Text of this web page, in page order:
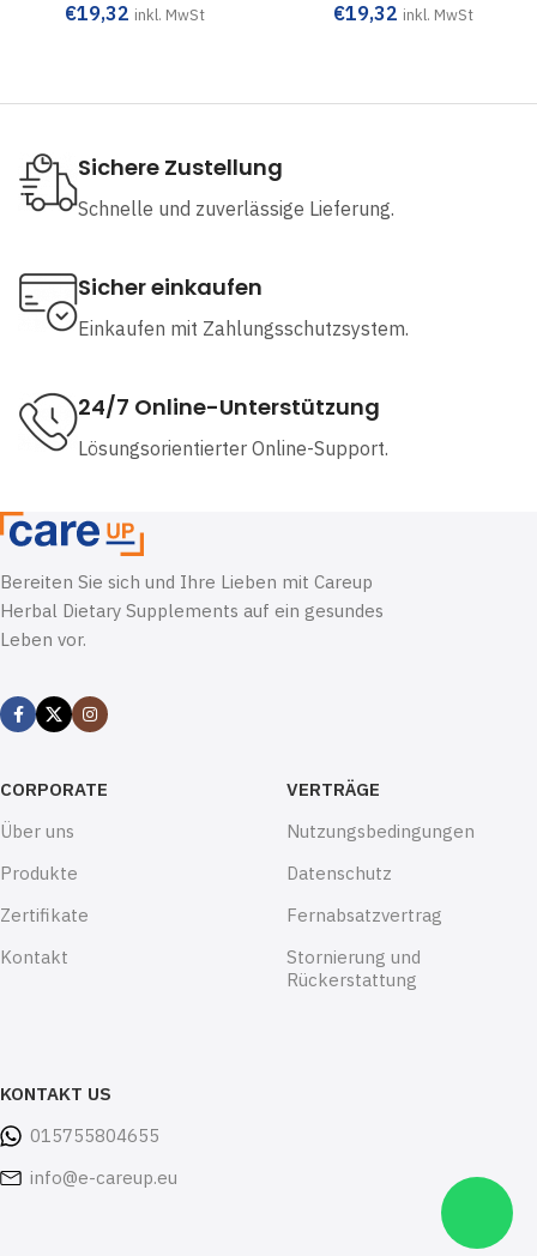
€19,32 inkl. MwSt €19,32 inkl. MwSt
Sichere Zustellung
Schnelle und zuverlässige Lieferung.
Sicher einkaufen
Einkaufen mit Zahlungsschutzsystem.
24/7 Online-Unterstützung
Lösungsorientierter Online-Support.
Bereiten Sie sich und Ihre Lieben mit Careup
Herbal Dietary Supplements auf ein gesundes
Leben vor.
CORPORATE
Über uns
Produkte
Zertifikate
Kontakt
VERTRÄGE
Nutzungsbedingungen
Datenschutz
Fernabsatzvertrag
Stornierung und
Rückerstattung
KONTAKT US
015755804655
info@e-careup.eu